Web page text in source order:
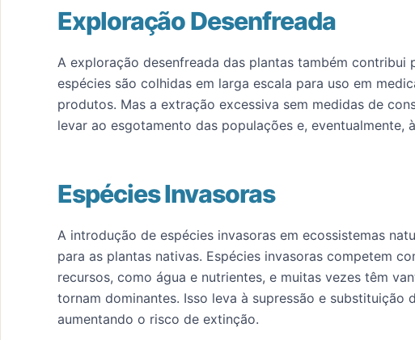
Exploração Desenfreada
A exploração desenfreada das plantas também contribui
espécies são colhidas em larga escala para uso em
produtos. Mas a extração excessiva sem medidas de
levar ao esgotamento das populações e, eventualmente,
Espécies Invasoras
A introdução de espécies invasoras em ecossistemas
para as plantas nativas. Espécies invasoras competem
recursos, como água e nutrientes, e muitas vezes têm
tornam dominantes. Isso leva à supressão e substituição
aumentando o risco de extinção.